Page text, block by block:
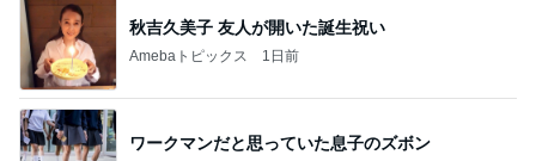
秋吉久美子 友人が開いた誕生祝い
Amebaトピックス 1日前
ワークマンだと思っていた息子のズボン